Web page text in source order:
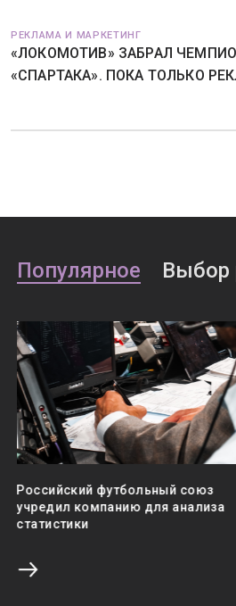
РЕКЛАМА И МАРКЕТИНГ
«ЛОКОМОТИВ» ЗАБРАЛ
«СПАРТАКА». ПОКА ТОЛЬКО
Популярное Выбор
Российский футбольный союз
учредил компанию для анализа
статистики